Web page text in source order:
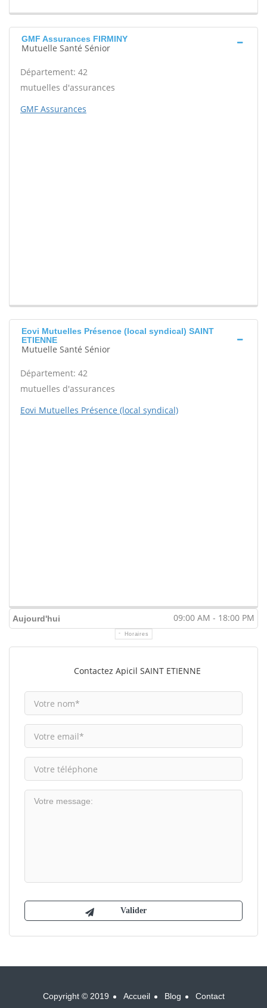
GMF Assurances FIRMINY
Mutuelle Santé Sénior
Département: 42
mutuelles d'assurances
GMF Assurances
Eovi Mutuelles Présence (local syndical) SAINT
ETIENNE
Mutuelle Santé Sénior
Département: 42
mutuelles d'assurances
Eovi Mutuelles Présence (local syndical)
Aujourd'hui 09:00 AM - 18:00 PM
Horaires
Contactez Apicil SAINT ETIENNE
Copyright © 2019 Accueil Blog Contact